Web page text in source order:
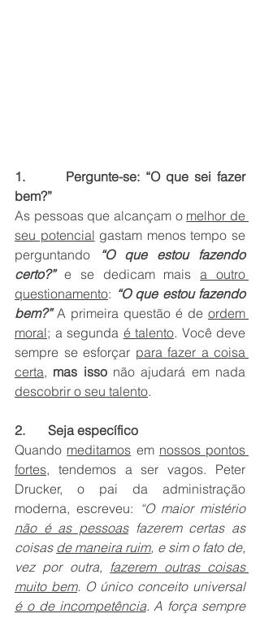
1.       Pergunte-se: “O que sei fazer
bem?”
As pessoas que alcançam o melhor de
seu potencial gastam menos tempo se
perguntando
“O que estou fazendo
certo?” e se dedicam mais a outro
questionamento: “O que estou fazendo
bem?” A primeira questão é de ordem
moral; a segunda é talento. Você deve
sempre se esforçar para fazer a coisa
certa, mas isso
descobrir o seu talento.
2.       Seja específico
Quando meditamos em nossos pontos
fortes, tendemos a ser vagos. Peter
Drucker, o pai da administração
moderna, escreveu:
“O maior mistério
não é as pessoas fazerem certas as
coisas de maneira ruim, e sim o fato de,
vez por outra, fazerem outras coisas
muito bem
. O único conceito universal
é o de incompetência
. A força sempre